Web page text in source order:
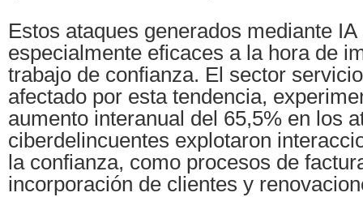
Estos ataques generados mediante IA
especialmente eficaces a la hora de
trabajo de confianza. El sector
afectado por esta tendencia,
aumento interanual del 65,5% en los
ciberdelincuentes explotaron
la confianza, como procesos de
incorporación de clientes y